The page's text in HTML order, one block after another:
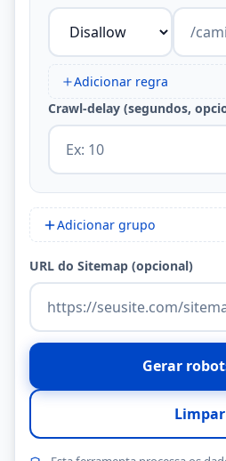
Adicionar regra
Crawl-delay (segundos,
Adicionar grupo
URL do Sitemap (opcional)
Gerar
Limpar